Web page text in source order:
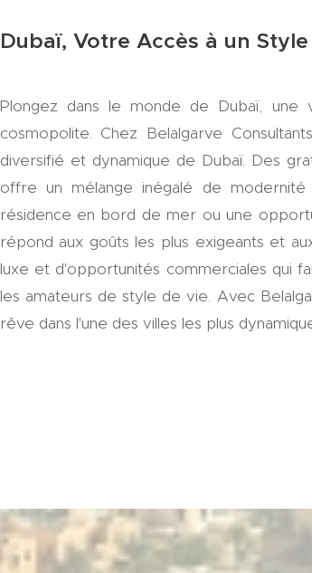
Dubaï, Votre Accès à un
Plongez dans le monde de Dubaï,
cosmopolite. Chez Belalgarve
diversifié et dynamique de Dubaï. Des
offre un mélange inégalé de
résidence en bord de mer ou une
répond aux goûts les plus exigeants et
luxe et d'opportunités commerciales qui
les amateurs de style de vie. Avec
rêve dans l'une des villes les plus